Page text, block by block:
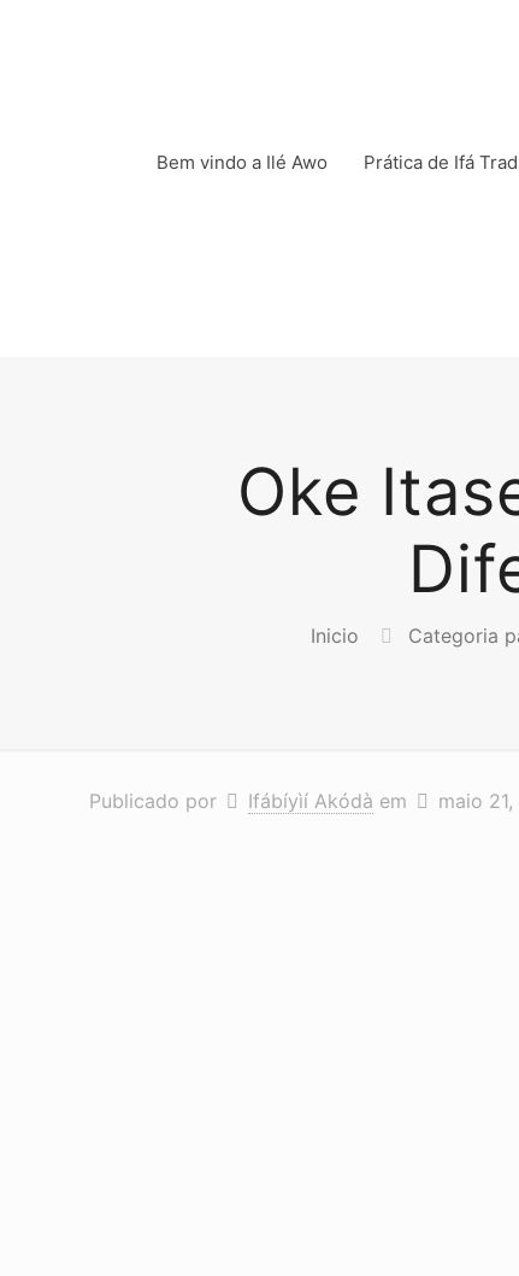
Bem vindo a Ilé Awo Prática de Ifá
Oke
Inicio Categoria
Publicado por Ifábíyìí Akódà em maio